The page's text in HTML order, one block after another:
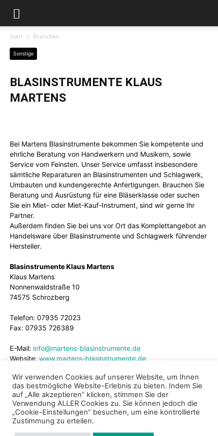
Start Branchen
Sonstige
BLASINSTRUMENTE KLAUS
MARTENS
Bei Martens Blasinstrumente bekommen Sie kompetente und
ehrliche Beratung von Handwerkern und Musikern, sowie
Service vom Feinsten. Unser Service umfasst insbesondere
sämtliche Reparaturen an Blasinstrumenten und Schlagwerk,
Umbauten und kundengerechte Anfertigungen. Brauchen Sie
Beratung und Ausrüstung für eine Bläserklasse oder suchen
Sie ein Miet- oder Miet-Kauf-Instrument, sind wir gerne Ihr
Partner.
Außerdem finden Sie bei uns vor Ort das Komplettangebot an
Handelsware über Blasinstrumente und Schlagwerk führender
Hersteller.
Blasinstrumente Klaus Martens
Klaus Martens
Nonnenwaldstraße 10
74575 Schrozberg
Telefon: 07935 72023
Fax: 07935 726389
E-Mail: info@martens-blasinstrumente.de
Website: www.martens-blasinstrumente.de
Wir verwenden Cookies auf unserer Website, um Ihnen
das bestmögliche Website-Erlebnis zu bieten. Indem Sie
auf „Alle akzeptieren” klicken, stimmen Sie der
Verwendung ALLER Cookies zu. Sie können jedoch die
„Cookie-Einstellungen” besuchen, um eine kontrollierte
Zustimmung zu erteilen.